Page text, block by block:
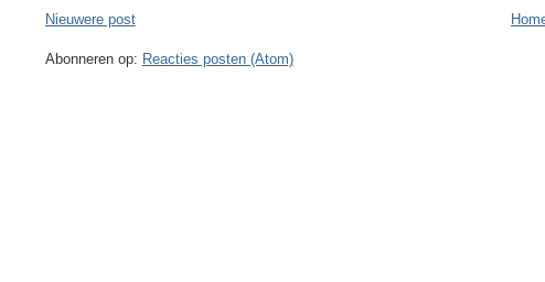
Nieuwere post
Abonneren op: Reacties posten (Atom)